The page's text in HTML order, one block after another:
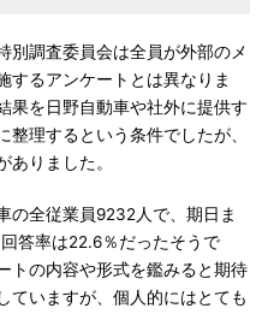
調査委員会は全員が外部のメ
するアンケートとは異なりま
果を日野自動車や社外に提供す
理するという条件でしたが、
ありました。
全従業員9232人で、期日ま
答率は22.6％だったそうで
トの内容や形式を鑑みると期待
ていますが、個人的にはとても